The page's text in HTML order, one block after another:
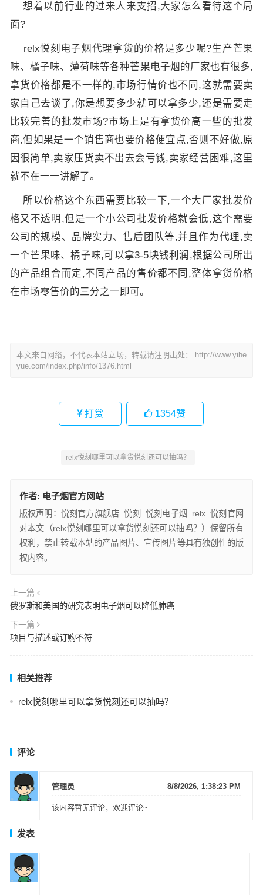
想着以前行业的过来人来支招,大家怎么看待这个局
面?
relx悦刻电子烟代理拿货的价格是多少呢?生产芒果
味、橘子味、薄荷味等各种芒果电子烟的厂家也有很多,
拿货价格都是不一样的,市场行情价也不同,这就需要卖
家自己去谈了,你是想要多少就可以拿多少,还是需要走
比较完善的批发市场?市场上是有拿货价高一些的批发
商,但如果是一个销售商也要价格便宜点,否则不好做,原
因很简单,卖家压货卖不出去会亏钱,卖家经营困难,这里
就不在一一讲解了。
所以价格这个东西需要比较一下,一个大厂家批发价
格又不透明,但是一个小公司批发价格就会低,这个需要
公司的规模、品牌实力、售后团队等,并且作为代理,卖
一个芒果味、橘子味,可以拿3-5块钱利润,根据公司所出
的产品组合而定,不同产品的售价都不同,整体拿货价格
在市场零售价的三分之一即可。
本文来自网络，不代表本站立场，转载请注明出处：
http://www.yihe
yue.com/index.php/info/1376.html
打赏 1354赞
relx悦刻哪里可以拿货悦刻还可以抽吗？
作者: 电子烟官方网站
版权声明：悦刻官方旗舰店_悦刻_悦刻电子烟_relx_悦刻官网
对本文（relx悦刻哪里可以拿货悦刻还可以抽吗？）保留所有
权利，禁止转载本站的产品图片、宣传图片等具有独创性的版
权内容。
上一篇
俄罗斯和美国的研究表明电子烟可以降低肺癌
下一篇
项目与描述或订购不符
相关推荐
relx悦刻哪里可以拿货悦刻还可以抽吗？
评论
8/8/2026, 1:38:23 PM
管理员
该内容暂无评论，欢迎评论~
发表